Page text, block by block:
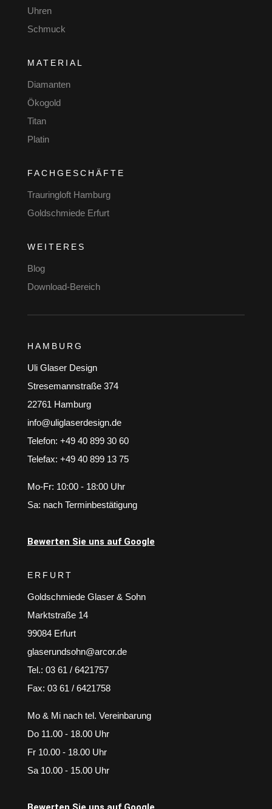
Uhren
Schmuck
MATERIAL
Diamanten
Ökogold
Titan
Platin
FACHGESCHÄFTE
Trauringloft Hamburg
Goldschmiede Erfurt
WEITERES
Blog
Download-Bereich
HAMBURG
Uli Glaser Design
Stresemannstraße 374
22761 Hamburg
info@uliglaserdesign.de
Telefon: +49 40 899 30 60
Telefax: +49 40 899 13 75
Mo-Fr: 10:00 - 18:00 Uhr
Sa: nach Terminbestätigung
Bewerten Sie uns auf Google
ERFURT
Goldschmiede Glaser & Sohn
Marktstraße 14
99084 Erfurt
glaserundsohn@arcor.de
Tel.: 03 61 / 6421757
Fax: 03 61 / 6421758
Mo & Mi nach tel. Vereinbarung
Do 11.00 - 18.00 Uhr
Fr 10.00 - 18.00 Uhr
Sa 10.00 - 15.00 Uhr